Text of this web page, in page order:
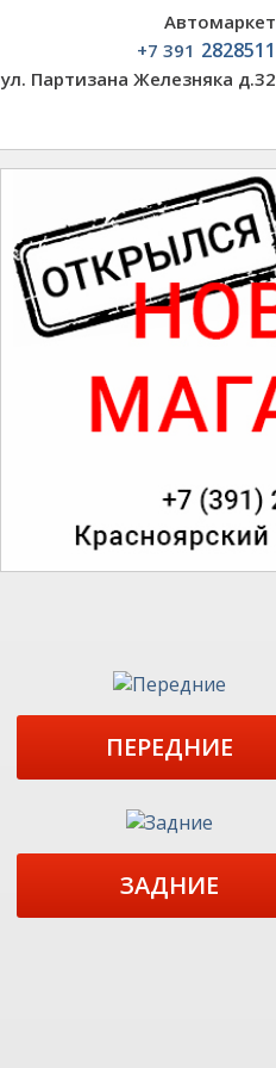
Автомаркет
+7 391 2828511
ул. Партизана Железняка д.32
ПЕРЕДНИЕ
ЗАДНИЕ